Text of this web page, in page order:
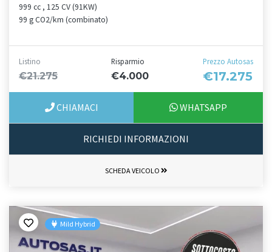
999 cc , 125 CV (91KW)
99 g CO2/km (combinato)
Listino
€21.275
Risparmio
€4.000
Prezzo Autosas
€17.275
CHIAMACI WHATSAPP
RICHIEDI INFORMAZIONI
SCHEDA VEICOLO
Mild Hybrid